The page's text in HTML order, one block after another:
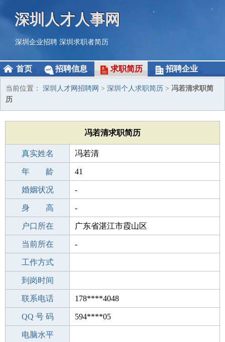
深圳人才人事网
深圳企业招聘 深圳求职者简历
首页 招聘信息 求职简历 招聘企业
当前位置： 深圳人才网招聘网 > 深圳个人求职简历 > 冯若清求职简
历
冯若清求职简历
真实姓名 冯若清
性 别 男
年 龄 41
出生年月 1985-05-03
婚姻状况 -
学 历 高中
身 高 -
毕业学校 阳春第二高级中学
户口所在 广东省湛江市霞山区
所学专业 -
当前所在 -
工作经验
工作方式
驾 照
到岗时间
期望月薪
联系电话 178****4048
手机号码 178****4048
QQ 号 码 594****05
微信号码
电脑水平